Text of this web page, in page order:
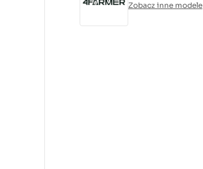
Zobacz inne modele